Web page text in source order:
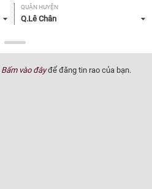
QUẬN HUYỆN
Q.Lê Chân
DIỆN TÍCH
Tất cả
ĐỒ DÙNG TRONG NHÀ
Bấm vào đâyđể đăng tin rao của bạn.